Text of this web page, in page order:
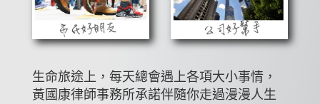
生命旅途上，每天總會遇上各項大小事情，
黃國康律師事務所承諾伴隨你走過漫漫人生